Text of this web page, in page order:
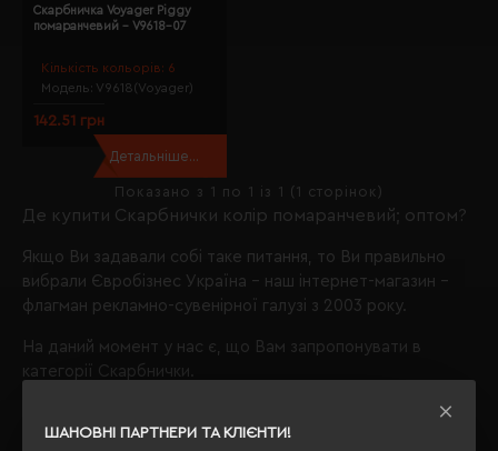
ШАНОВНІ ПАРТНЕРИ ТА КЛІЄНТИ!
Де купити Скарбнички колір помаранчевий; оптом?
Якщо Ви задавали собі таке питання, то Ви правильно
вибрали Євробізнес Україна - наш інтернет-магазин -
флагман рекламно-сувенірної галузі з 2003 року.
На даний момент у нас є, що Вам запропонувати в
категорії Скарбнички.
колір помаранчевий;
Кількість кольорів: 6
Модель: V9618(Voyager)
Скарбничка Voyager Piggy
помаранчевий - V9618-07
142.51 грн
Детальніше...
Показано з 1 по 1 із 1 (1 сторінок)